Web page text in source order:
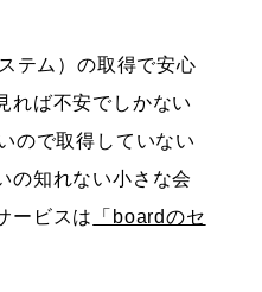
テム）の取得で安心
れば不安でしかない
ので取得していない
の知れない小さな会
ービスは
「boardのセ